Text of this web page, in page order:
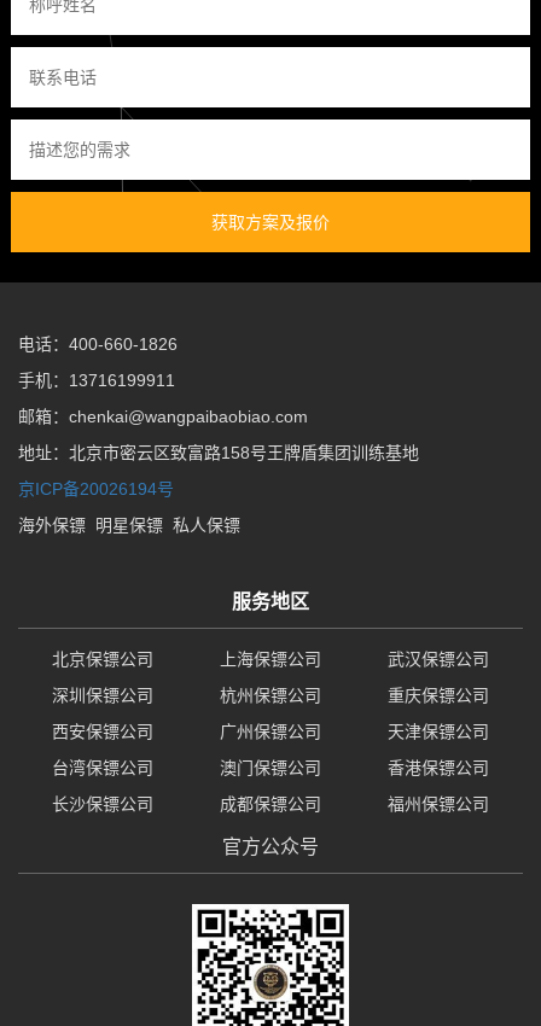
获取方案及报价
电话：400-660-1826
手机：13716199911
邮箱：chenkai@wangpaibaobiao.com
地址：北京市密云区致富路158号王牌盾集团训练基地
京ICP备20026194号
海外保镖
明星保镖 私人保镖
服务地区
北京保镖公司 上海保镖公司
武汉保镖公司
深圳保镖公司
杭州保镖公司
重庆保镖公司
西安保镖公司
广州保镖公司
天津保镖公司
台湾保镖公司
澳门保镖公司
香港保镖公司
长沙保镖公司
成都保镖公司 福州保镖公司
官方公众号